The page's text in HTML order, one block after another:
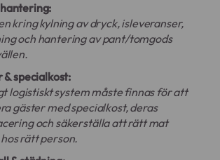
kring kylning av dryck, isleveranser,
och hantering av pant/tomgods
specialkost:
logistiskt system måste finnas för att
gäster med specialkost, deras
och säkerställa att rätt mat
rätt person.